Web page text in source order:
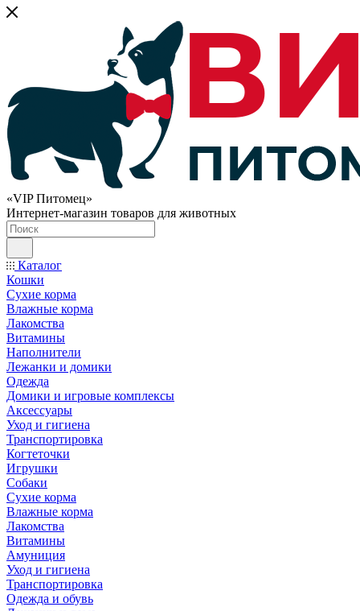
«VIP Питомец»
Интернет-магазин товаров для животных
Каталог
Кошки
Сухие корма
Влажные корма
Лакомства
Витамины
Наполнители
Лежанки и домики
Одежда
Домики и игровые комплексы
Аксессуары
Уход и гигиена
Транспортировка
Когтеточки
Игрушки
Собаки
Сухие корма
Влажные корма
Лакомства
Витамины
Амуниция
Уход и гигиена
Транспортировка
Одежда и обувь